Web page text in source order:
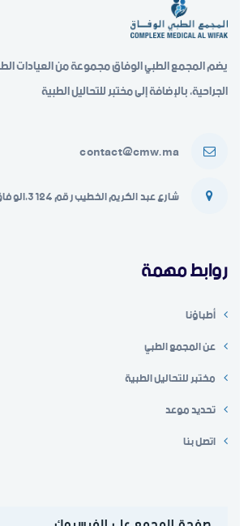
يضم المجمع الطبي الوفاق مجموعة من العيادات
الجراحية، بالإضافة إلى مختبر للتحاليل الطبية
contact@cmw.ma
شارع عبد الكريم الخطيب رقم 3124،الوفاق، تمارة
روابط مهمة
أطباؤنا
عن المجمع الطبي
مختبر للتحاليل الطبية
تحديد موعد
اتصل بنا